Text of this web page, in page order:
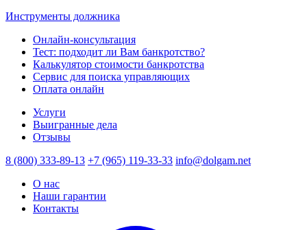
Инструменты должника
Онлайн-консультация
Тест: подходит ли Вам банкротство?
Калькулятор стоимости банкротства
Сервис для поиска управляющих
Оплата онлайн
Услуги
Выигранные дела
Отзывы
8 (800) 333-89-13 +7 (965) 119-33-33 info@dolgam.net
О нас
Наши гарантии
Контакты